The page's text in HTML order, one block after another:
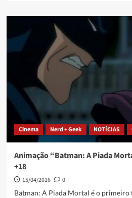
Cinema Nerd + Geek NOTÍCIAS
Animação “Batman: A Piada
+18
15/04/2016
0
Batman: A Piada Mortal é o primeiro